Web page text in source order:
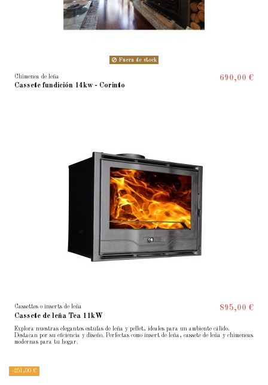
Fuera de stock
Chimenea de leña
Cassete fundición 14kw - Corinto
690,00 €
Cassettes o inserts de leña
Cassete de leña Tea 11kW
895,00 €
Explora nuestras elegantes estufas de leña y pellet, ideales para un ambiente cálido.
Destacan por su eficiencia y diseño. Perfectas como insert de leña, cassete de leña y chimeneas
modernas para tu hogar.
-251,00 €